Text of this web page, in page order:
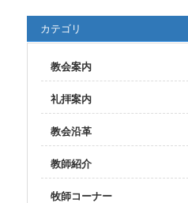
カテゴリ
教会案内
礼拝案内
教会沿革
教師紹介
牧師コーナー